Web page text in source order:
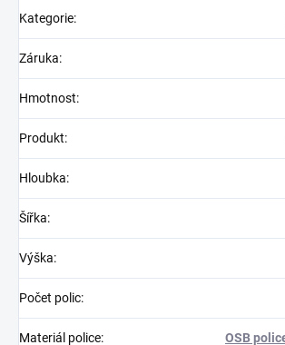
Kategorie:
Záruka:
Hmotnost:
Produkt:
Hloubka:
Šířka:
Výška:
Počet polic:
Materiál police: OSB